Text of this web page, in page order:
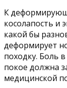
К
косолапость и
какой бы
деформирует
походку. Боль
покое должна
медицинской